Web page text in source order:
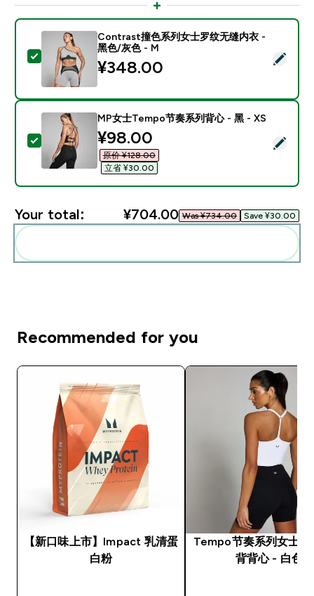
Select this product - Contrast撞色系列女士罗纹无缝
Contrast撞色系列女士罗纹无缝内衣 -
黑色/灰色 - M
¥348.00‎
Select this product - MP女士Tempo节奏系列背心 - 黑
MP女士Tempo节奏系列背心 - 黑 - XS
discounted price
¥98.00‎
原价 ¥128.00‎
立省 ¥30.00‎
Your total: ¥704.00‎ Was ¥734.00‎ Save ¥30.00‎
Recommended for you
【新口味上市】Impact 乳清蛋
白粉
Tempo节奏系列女士系
背背心 - 白色